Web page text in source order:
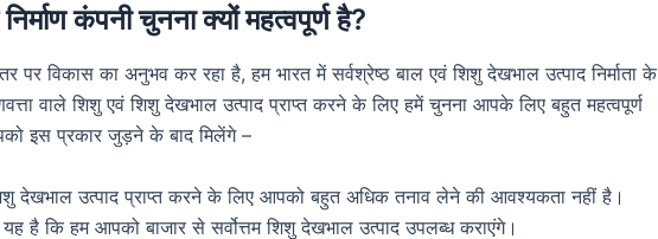
कंपनी चुनना क्यों महत्वपूर्ण है?
पर विकास का अनुभव कर रहा है, हम भारत में सर्वश्रेष्ठ बाल एवं शिशु देखभाल उत्पाद निर्माता के
वाले शिशु एवं शिशु देखभाल उत्पाद प्राप्त करने के लिए हमें चुनना आपके लिए बहुत महत्वपूर्ण
इस प्रकार जुड़ने के बाद मिलेंगे –
शिशु देखभाल उत्पाद प्राप्त करने के लिए आपको बहुत अधिक तनाव लेने की आवश्यकता नहीं है।
है कि हम आपको बाजार से सर्वोत्तम शिशु देखभाल उत्पाद उपलब्ध कराएंगे।